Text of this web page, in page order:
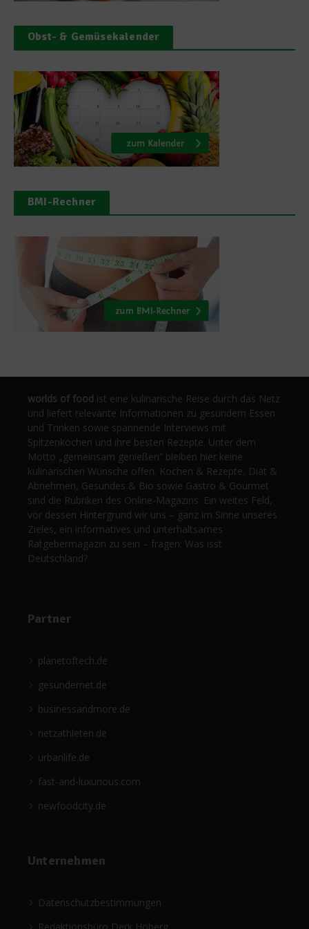
Obst- & Gemüsekalender
BMI-Rechner
worlds of food ist eine kulinarische Reise durch das Netz
und liefert relevante Informationen zu gesundem Essen
und Trinken sowie spannende Interviews mit
Spitzenköchen und ihre besten Rezepte. Unter dem
Motto „gemeinsam genießen“ bleiben hier keine
kulinarischen Wünsche offen. Kochen & Rezepte, Diät &
Abnehmen, Gesundes & Bio sowie Gastro & Gourmet
sind die Rubriken des Online-Magazins. Ein weites Feld,
vor dessen Hintergrund wir uns – ganz im Sinne unseres
Zieles, ein informatives und unterhaltsames
Ratgebermagazin zu sein – fragen: Was isst
Deutschland?
Partner
planetoftech.de
gesündernet.de
businessandmore.de
netzathleten.de
urbanlife.de
fast-and-luxurious.com
newfoodcity.de
Unternehmen
Datenschutzbestimmungen
Redaktionsbüro Derk Hoberg